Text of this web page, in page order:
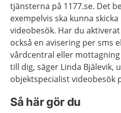
tjänsterna på 1177.se. Det
exempelvis ska kunna
videobesök. Har du
också en avisering per sms
vårdcentral eller
till dig, säger Linda Bjälevik,
objektspecialist videobesök
Så här gör du